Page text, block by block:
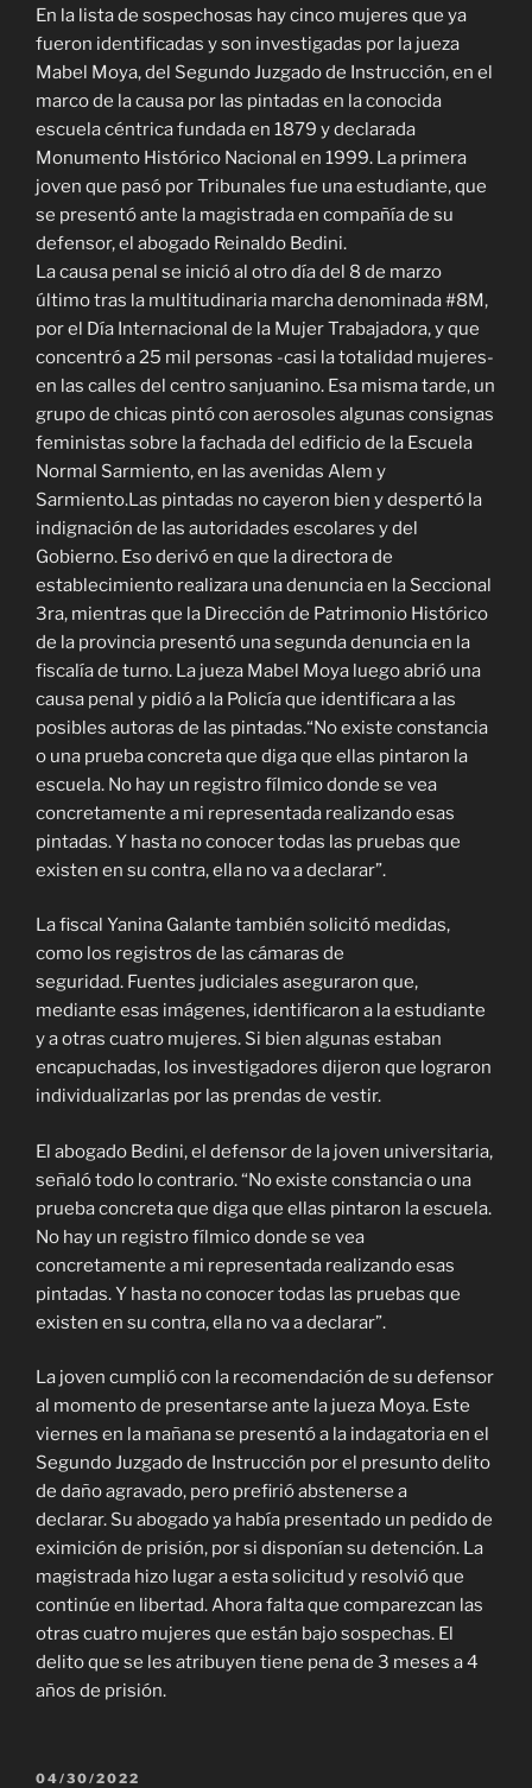
En la lista de sospechosas hay cinco mujeres que ya
fueron identificadas y son investigadas por la jueza
Mabel Moya, del Segundo Juzgado de Instrucción, en el
marco de la causa por las pintadas en la conocida
escuela céntrica fundada en 1879 y declarada
Monumento Histórico Nacional en 1999. La primera
joven que pasó por Tribunales fue una estudiante, que
se presentó ante la magistrada en compañía de su
defensor, el abogado Reinaldo Bedini.
La causa penal se inició al otro día del 8 de marzo
último tras la multitudinaria marcha denominada #8M,
por el Día Internacional de la Mujer Trabajadora, y que
concentró a 25 mil personas -casi la totalidad mujeres-
en las calles del centro sanjuanino. Esa misma tarde, un
grupo de chicas pintó con aerosoles algunas consignas
feministas sobre la fachada del edificio de la Escuela
Normal Sarmiento, en las avenidas Alem y
Sarmiento.Las pintadas no cayeron bien y despertó la
indignación de las autoridades escolares y del
Gobierno. Eso derivó en que la directora de
establecimiento realizara una denuncia en la Seccional
3ra, mientras que la Dirección de Patrimonio Histórico
de la provincia presentó una segunda denuncia en la
fiscalía de turno. La jueza Mabel Moya luego abrió una
causa penal y pidió a la Policía que identificara a las
posibles autoras de las pintadas.“No existe constancia
o una prueba concreta que diga que ellas pintaron la
escuela. No hay un registro fílmico donde se vea
concretamente a mi representada realizando esas
pintadas. Y hasta no conocer todas las pruebas que
existen en su contra, ella no va a declarar”.
La fiscal Yanina Galante también solicitó medidas,
como los registros de las cámaras de
seguridad. Fuentes judiciales aseguraron que,
mediante esas imágenes, identificaron a la estudiante
y a otras cuatro mujeres. Si bien algunas estaban
encapuchadas, los investigadores dijeron que lograron
individualizarlas por las prendas de vestir.
El abogado Bedini, el defensor de la joven universitaria,
señaló todo lo contrario. “No existe constancia o una
prueba concreta que diga que ellas pintaron la escuela.
No hay un registro fílmico donde se vea
concretamente a mi representada realizando esas
pintadas. Y hasta no conocer todas las pruebas que
existen en su contra, ella no va a declarar”.
La joven cumplió con la recomendación de su defensor
al momento de presentarse ante la jueza Moya. Este
viernes en la mañana se presentó a la indagatoria en el
Segundo Juzgado de Instrucción por el presunto delito
de daño agravado, pero prefirió abstenerse a
declarar. Su abogado ya había presentado un pedido de
eximición de prisión, por si disponían su detención. La
magistrada hizo lugar a esta solicitud y resolvió que
continúe en libertad. Ahora falta que comparezcan las
otras cuatro mujeres que están bajo sospechas. El
delito que se les atribuyen tiene pena de 3 meses a 4
años de prisión.
PUBLICADO
04/30/2022